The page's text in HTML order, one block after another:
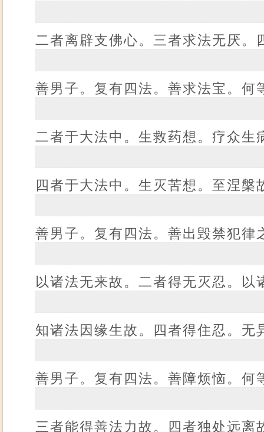
二者离辟支佛心。三者求法无厌
善男子。复有四法。善求法宝。
二者于大法中。生救药想。疗众
四者于大法中。生灭苦想。至涅槃
善男子。复有四法。善出毁禁犯
以诸法无来故。二者得无灭忍。
知诸法因缘生故。四者得住忍。无
善男子。复有四法。善障烦恼。
三者能得善法力故。四者独处远离